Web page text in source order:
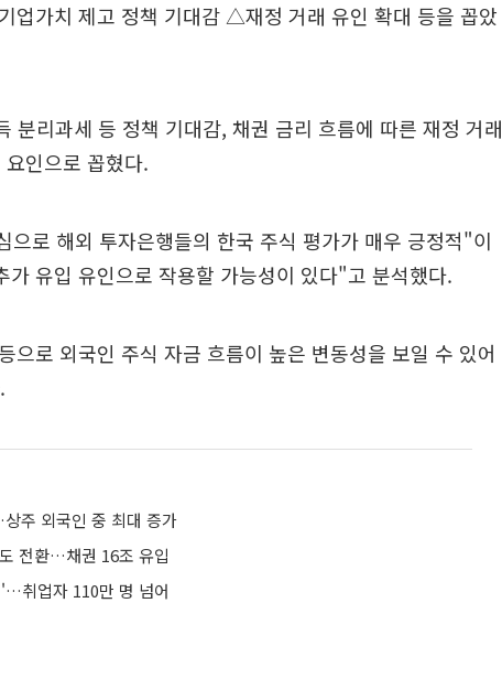
가치 제고 정책 기대감 △재정 거래 유인 확대 등을 꼽았
분리과세 등 정책 기대감, 채권 금리 흐름에 따른 재정 거래
인으로 꼽혔다.
으로 해외 투자은행들의 한국 주식 평가가 매우 긍정적"이
유입 유인으로 작용할 가능성이 있다"고 분석했다.
으로 외국인 주식 자금 흐름이 높은 변동성을 보일 수 있어
주 외국인 중 최대 증가
전환…채권 16조 유입
취업자 110만 명 넘어